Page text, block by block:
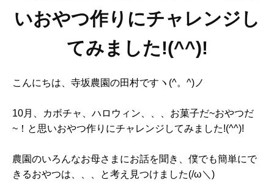
いおやつ作りにチャレンジし
てみました!(^^)!
こんにちは、寺坂農園の田村ですヽ(^。^)ノ
10月、カボチャ、ハロウィン、、、お菓子だ~おやつだ
~！と思いおやつ作りにチャレンジしてみました!(^^)!
農園のいろんなお母さまにお話を聞き、僕でも簡単にで
きるおやつは、、、と考え見つけました(/ω＼)